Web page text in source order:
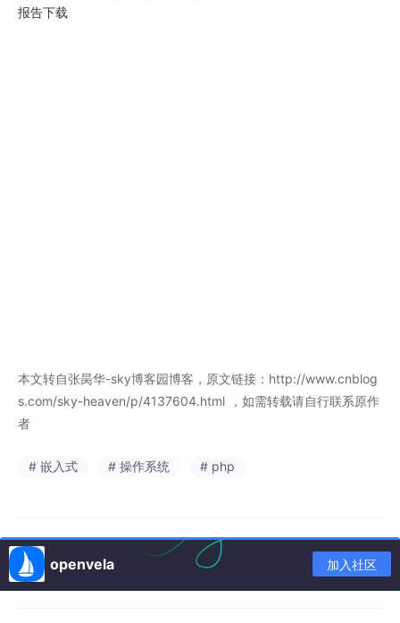
报告下载
本文转自张昺华-sky博客园博客，原文链接：http://www.cnblog
s.com/sky-heaven/p/4137604.html
，如需转载请自行联系原作
者
# 嵌入式 # 操作系统 # php
openvela 加入社区